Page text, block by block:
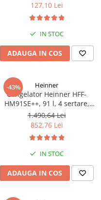
bari Pandora
127,10 Lei
IN STOC
ADAUGA IN COS
-43% Heinner
Congelator Heinner HFF-
HM91SE++, 91 l, 4 sertare,
Control mecanic, Clasa E, H 85
cm, Argintiu
1.490,64 Lei
852,76 Lei
IN STOC
ADAUGA IN COS